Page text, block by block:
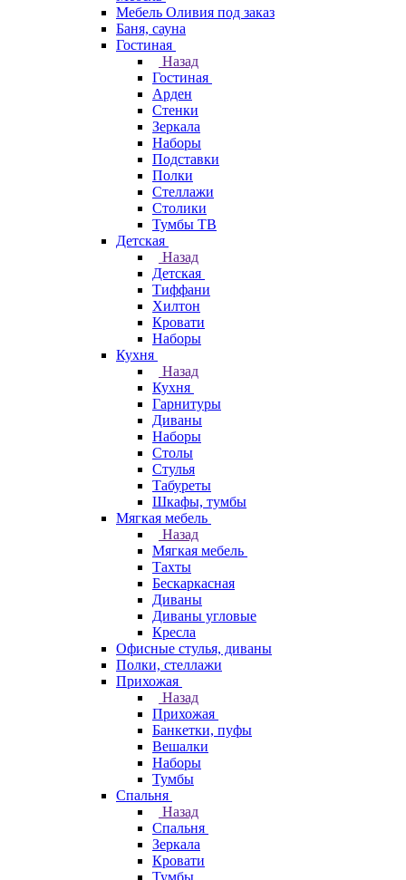
Мебель Оливия под заказ
Баня, сауна
Гостиная
Назад
Гостиная
Арден
Стенки
Зеркала
Наборы
Подставки
Полки
Стеллажи
Столики
Тумбы ТВ
Детская
Назад
Детская
Тиффани
Хилтон
Кровати
Наборы
Кухня
Назад
Кухня
Гарнитуры
Диваны
Наборы
Столы
Стулья
Табуреты
Шкафы, тумбы
Мягкая мебель
Назад
Мягкая мебель
Тахты
Бескаркасная
Диваны
Диваны угловые
Кресла
Офисные стулья, диваны
Полки, стеллажи
Прихожая
Назад
Прихожая
Банкетки, пуфы
Вешалки
Наборы
Тумбы
Спальня
Назад
Спальня
Зеркала
Кровати
Тумбы